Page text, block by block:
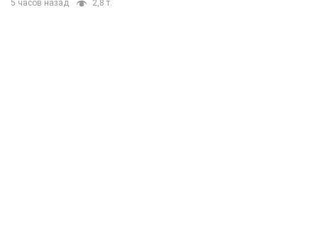
5 часов назад 2,8 т.